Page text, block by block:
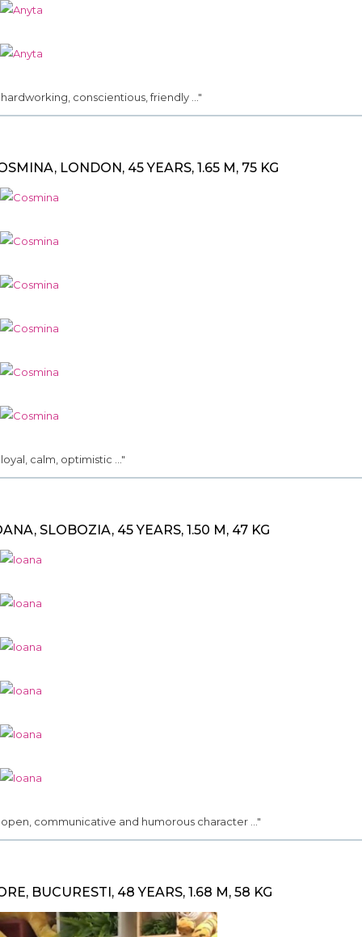
hardworking, conscientious, friendly ..."
LONDON, 45 YEARS, 1.65 M, 75 KG
loyal, calm, optimistic ..."
SLOBOZIA, 45 YEARS, 1.50 M, 47 KG
open, communicative and humorous character ..."
BUCURESTI, 48 YEARS, 1.68 M, 58 KG